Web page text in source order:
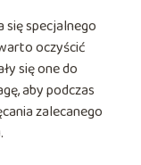
się specjalnego
oczyścić
się one do
aby podczas
zalecanego